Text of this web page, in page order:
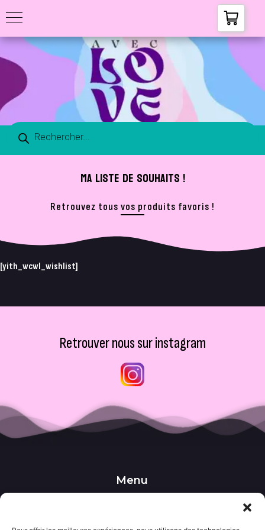
MA LISTE DE SOUHAITS !
Retrouvez tous vos produits favoris !
[yith_wcwl_wishlist]
Retrouver nous sur instagram
Menu
••• Accueil